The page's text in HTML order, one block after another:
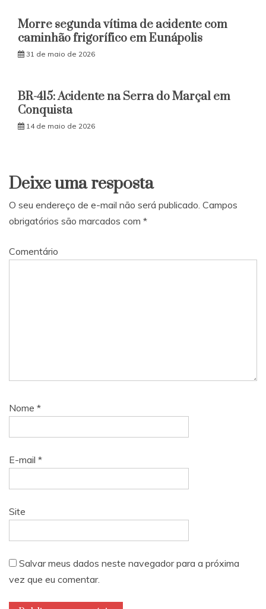
Morre segunda vítima de acidente com
caminhão frigorífico em Eunápolis
31 de maio de 2026
BR-415: Acidente na Serra do Marçal em
Conquista
14 de maio de 2026
Deixe uma resposta
O seu endereço de e-mail não será publicado. Campos
obrigatórios são marcados com *
Comentário
Nome *
E-mail *
Site
Salvar meus dados neste navegador para a próxima
vez que eu comentar.